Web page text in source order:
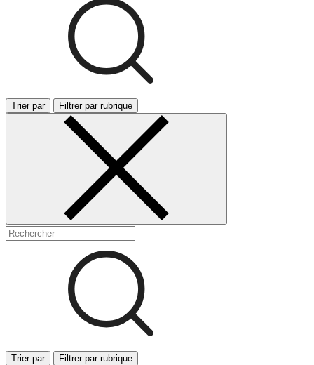
Trier par Filtrer par rubrique
Trier par Filtrer par rubrique